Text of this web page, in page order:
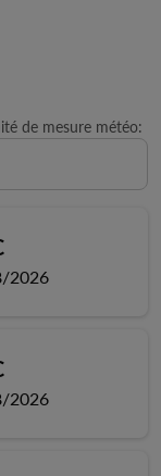
de mesure météo:
2026
2026